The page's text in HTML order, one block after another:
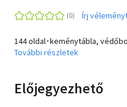
Írj
144 oldal･keménytábla,
További részletek
Előjegyezhető